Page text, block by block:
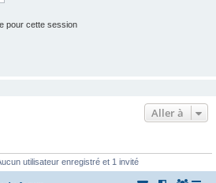
pour cette session
Aller à
utilisateur enregistré et 1 invité